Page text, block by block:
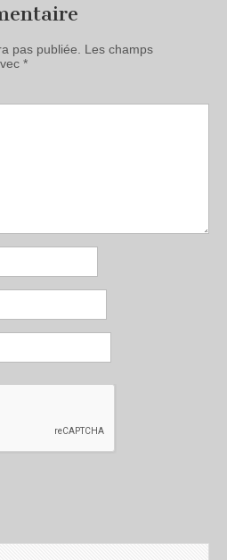
pas publiée.
Les champs
*